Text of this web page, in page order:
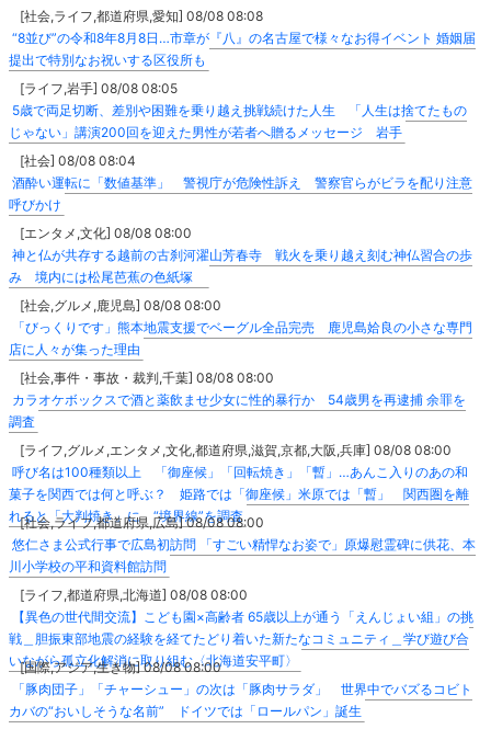
[社会,ライフ,都道府県,愛知] 08/08 08:08
“8並び”の令和8年8月8日…市章が『八』の名古屋で様々なお得イベント 婚姻届
提出で特別なお祝いする区役所も
[ライフ,岩手] 08/08 08:05
5歳で両足切断、差別や困難を乗り越え挑戦続けた人生 「人生は捨てたもの
じゃない」講演200回を迎えた男性が若者へ贈るメッセージ 岩手
[社会] 08/08 08:04
酒酔い運転に「数値基準」 警視庁が危険性訴え 警察官らがビラを配り注意
呼びかけ
[エンタメ,文化] 08/08 08:00
神と仏が共存する越前の古刹河濯山芳春寺 戦火を乗り越え刻む神仏習合の歩
み 境内には松尾芭蕉の色紙塚
[社会,グルメ,鹿児島] 08/08 08:00
「びっくりです」熊本地震支援でベーグル全品完売 鹿児島姶良の小さな専門
店に人々が集った理由
[社会,事件・事故・裁判,千葉] 08/08 08:00
カラオケボックスで酒と薬飲ませ少女に性的暴行か 54歳男を再逮捕 余罪を
調査
[ライフ,グルメ,エンタメ,文化,都道府県,滋賀,京都,大阪,兵庫] 08/08 08:00
呼び名は100種類以上 「御座候」「回転焼き」「暫」…あんこ入りのあの和
菓子を関西では何と呼ぶ？ 姫路では「御座候」米原では「暫」 関西圏を離
れると「大判焼き」に “境界線”を調査
[社会,ライフ,都道府県,広島] 08/08 08:00
悠仁さま公式行事で広島初訪問 「すごい精悍なお姿で」原爆慰霊碑に供花、本
川小学校の平和資料館訪問
[ライフ,都道府県,北海道] 08/08 08:00
【異色の世代間交流】こども園×高齢者 65歳以上が通う「えんじょい組」の挑
戦＿胆振東部地震の経験を経てたどり着いた新たなコミュニティ＿学び遊び合
いながら孤立化解消に取り組む〈北海道安平町〉
[国際,アジア,生き物] 08/08 08:00
「豚肉団子」「チャーシュー」の次は「豚肉サラダ」 世界中でバズるコビト
カバの“おいしそうな名前” ドイツでは「ロールパン」誕生